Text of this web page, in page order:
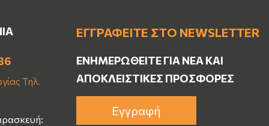
Τηλ.
ΕΓΓΡΑΦΕΊΤΕ ΣΤΟ NEWSLETTER
ΕΝΗΜΕΡΩΘΕΊΤΕ ΓΙΑ ΝΈΑ ΚΑΙ
ΑΠΟΚΛΕΙΣΤΙΚΈΣ ΠΡΟΣΦΟΡΈΣ
Εγγραφή